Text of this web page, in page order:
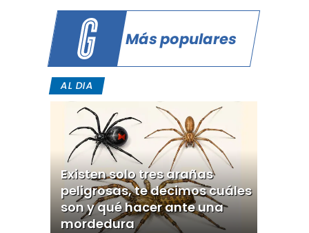
Más populares
AL DIA
Existen solo tres arañas
peligrosas, te decimos cuáles
son y qué hacer ante una
mordedura